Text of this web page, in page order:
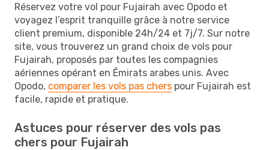
Réservez votre vol pour Fujairah avec Opodo et
voyagez l’esprit tranquille grâce à notre service
client premium, disponible 24h/24 et 7j/7. Sur notre
site, vous trouverez un grand choix de vols pour
Fujairah, proposés par toutes les compagnies
aériennes opérant en Émirats arabes unis. Avec
Opodo, comparer les vols pas chers pour Fujairah est
facile, rapide et pratique.
Astuces pour réserver des vols pas
chers pour Fujairah